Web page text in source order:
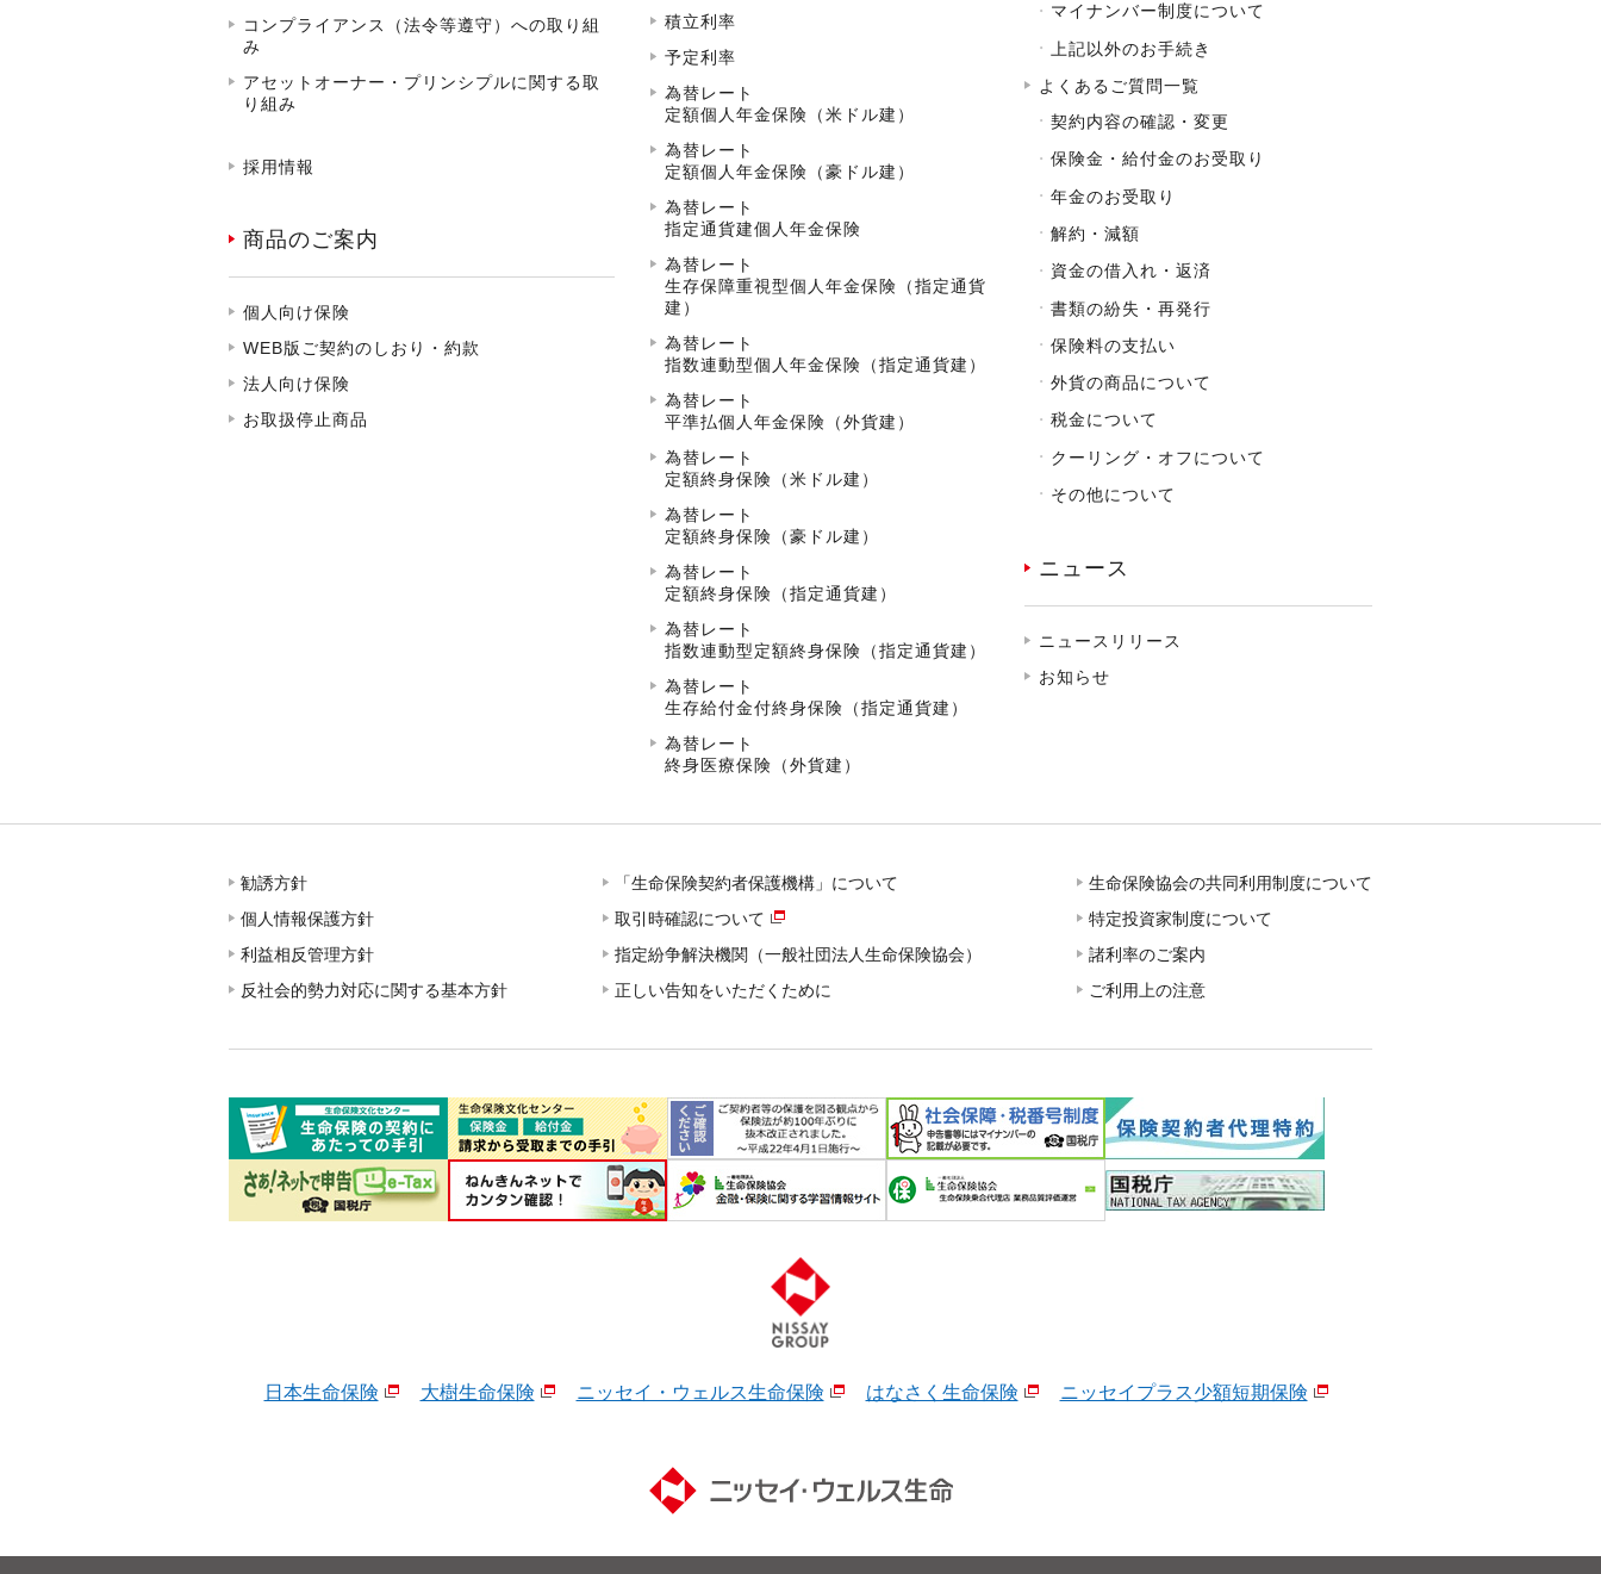
コンプライアンス（法令等遵守）への取り組
み
アセットオーナー・プリンシプルに関する取
り組み
採用情報
商品のご案内
個人向け保険
WEB版ご契約のしおり・約款
法人向け保険
お取扱停止商品
積立利率
予定利率
為替レート
定額個人年金保険（米ドル建）
為替レート
定額個人年金保険（豪ドル建）
為替レート
指定通貨建個人年金保険
為替レート
生存保障重視型個人年金保険（指定通貨
建）
為替レート
指数連動型個人年金保険（指定通貨建）
為替レート
平準払個人年金保険（外貨建）
為替レート
定額終身保険（米ドル建）
為替レート
定額終身保険（豪ドル建）
為替レート
定額終身保険（指定通貨建）
為替レート
指数連動型定額終身保険（指定通貨建）
為替レート
生存給付金付終身保険（指定通貨建）
為替レート
終身医療保険（外貨建）
マイナンバー制度について
上記以外のお手続き
よくあるご質問一覧
契約内容の確認・変更
保険金・給付金のお受取り
年金のお受取り
解約・減額
資金の借入れ・返済
書類の紛失・再発行
保険料の支払い
外貨の商品について
税金について
クーリング・オフについて
その他について
ニュース
ニュースリリース
お知らせ
勧誘方針
個人情報保護方針
利益相反管理方針
反社会的勢力対応に関する基本方針
「生命保険契約者保護機構」について
取引時確認について
指定紛争解決機関（一般社団法人生命保険協会）
正しい告知をいただくために
生命保険協会の共同利用制度について
特定投資家制度について
諸利率のご案内
ご利用上の注意
日本生命保険 大樹生命保険 ニッセイ・ウェルス生命保険 はなさく生命保険 ニッセイプラス少額短期保険